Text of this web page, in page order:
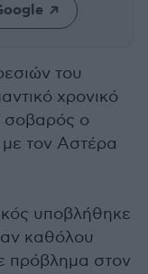
του
χρονικό
σοβαρός ο
τον Αστέρα
υποβλήθηκε
καθόλου
πρόβλημα στον